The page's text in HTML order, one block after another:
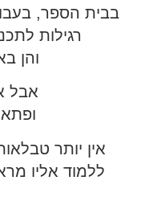
בבית הספר,
רגילות
והן
אבל
אין יותר
ללמוד אליו